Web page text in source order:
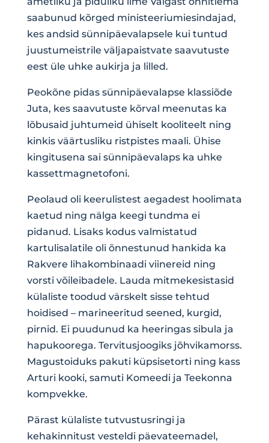
saabunud kõrged ministeeriumiesindajad,
kes andsid sünnipäevalapsele kui tuntud
juustumeistrile väljapaistvate saavutuste
eest üle uhke aukirja ja lilled.
Peokõne pidas sünnipäevalapse klassiõde
Juta, kes saavutuste kõrval meenutas ka
lõbusaid juhtumeid ühiselt kooliteelt ning
kinkis väärtusliku ristpistes maali. Ühise
kingitusena sai sünnipäevalaps ka uhke
kassettmagnetofoni.
Peolaud oli keerulistest aegadest hoolimata
kaetud ning nälga keegi tundma ei
pidanud. Lisaks kodus valmistatud
kartulisalatile oli õnnestunud hankida ka
Rakvere lihakombinaadi viinereid ning
vorsti võileibadele. Lauda mitmekesistasid
külaliste toodud värskelt sisse tehtud
hoidised – marineeritud seened, kurgid,
pirnid. Ei puudunud ka heeringas sibula ja
hapukoorega. Tervitusjoogiks jõhvikamorss.
Magustoiduks pakuti küpsisetorti ning kass
Arturi kooki, samuti Komeedi ja Teekonna
kompvekke.
Pärast külaliste tutvustusringi ja
kehakinnitust vesteldi päevateemadel,